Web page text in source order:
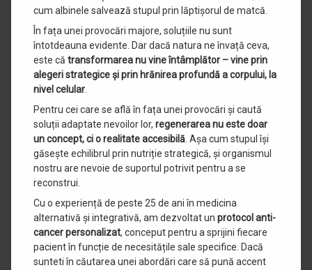
cum albinele salvează stupul prin lăptișorul de matcă.
În fața unei provocări majore, soluțiile nu sunt
întotdeauna evidente. Dar dacă natura ne învață ceva,
este că transformarea nu vine întâmplător – vine prin
alegeri strategice și prin hrănirea profundă a corpului, la
nivel celular
Pentru cei care se află în fața unei provocări și caută
soluții adaptate nevoilor lor, regenerarea nu este doar
un concept, ci o realitate accesibilă . Așa cum stupul își
găsește echilibrul prin nutriție strategică, și organismul
nostru are nevoie de suportul potrivit pentru a se
reconstrui.
Cu o experiență de peste 25 de ani în medicina
alternativă și integrativă, am dezvoltat un protocol anti-
cancer personalizat, conceput pentru a sprijini fiecare
pacient în funcție de necesitățile sale specifice. Dacă
sunteti în căutarea unei abordări care să pună accent